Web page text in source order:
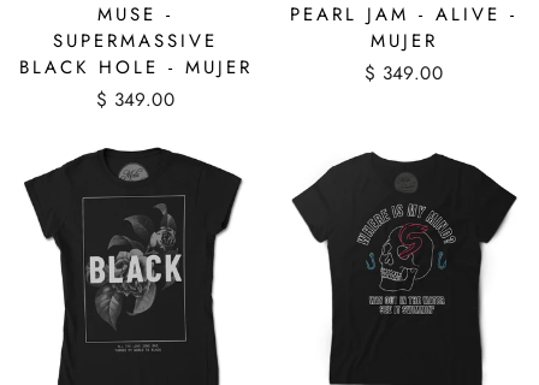
MUSE -
SUPERMASSIVE
BLACK HOLE - MUJER
$ 349.00
PEARL JAM - ALIVE -
MUJER
$ 349.00